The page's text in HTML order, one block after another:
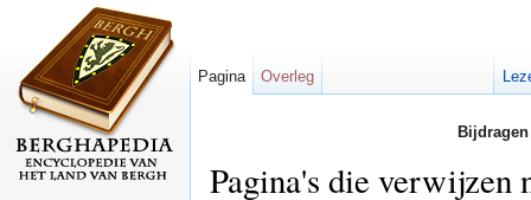
Pagina's die
Pagina Overleg